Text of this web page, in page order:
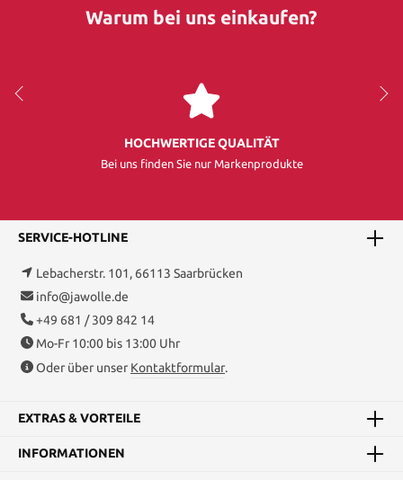
Warum bei uns einkaufen?
HOCHWERTIGE QUALITÄT
Bei uns finden Sie nur Markenprodukte
SERVICE-HOTLINE
Lebacherstr. 101, 66113 Saarbrücken
info@jawolle.de
+49 681 / 309 842 14
Mo-Fr 10:00 bis 13:00 Uhr
Oder über unser Kontaktformular.
EXTRAS & VORTEILE
INFORMATIONEN